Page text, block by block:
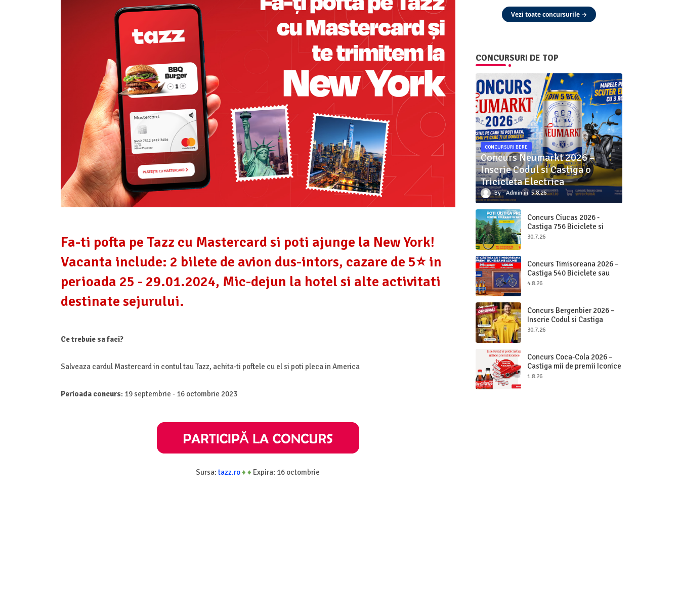
Fa-ti pofta pe Tazz cu Mastercard si poti ajunge la New York!
Vacanta include: 2 bilete de avion dus-intors, cazare de 5⭐️ in
perioada 25 - 29.01.2024, Mic-dejun la hotel si alte activitati
destinate sejurului.
Ce trebuie sa faci?
Salveaza cardul Mastercard in contul tau Tazz, achita-ti poftele cu el si poti pleca in America
Perioada concurs: 19 septembrie - 16 octombrie 2023
Sursa:tazz.ro♦ ♦ Expira: 16 octombrie
Vezi toate concursurile →
CONCURSURI DE TOP
CONCURSURI BERE
Concurs Neumarkt 2026 –
Inscrie Codul si Castiga o
Tricicleta Electrica
Admin 5.8.26
Concurs Ciucas 2026 -
Castiga 756 Biciclete si
2.000.000 bucati Ciucas
30.7.26
Concurs Timisoreana 2026 –
Castiga 540 Biciclete sau
Beri pe Loc
4.8.26
Concurs Bergenbier 2026 –
Inscrie Codul si Castiga
Premii Originale
30.7.26
Concurs Coca-Cola 2026 –
Castiga mii de premii Iconice
1.8.26